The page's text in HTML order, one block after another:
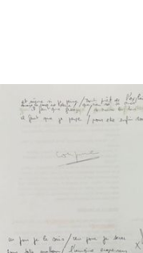
SAPA